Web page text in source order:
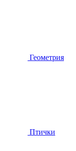
Геометрия
Птички